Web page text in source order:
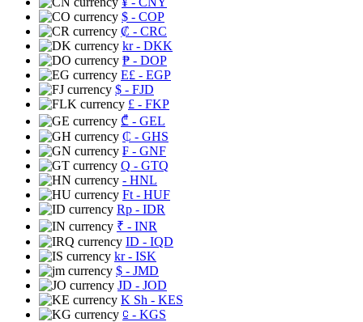
$ - COP
₡ - CRC
kr- DKK
₱ - DOP
E£ - EGP
$ - FJD
£ - FKP
₾ - GEL
₵ - GHS
₣ - GNF
Q - GTQ
- HNL
Ft - HUF
Rp - IDR
₹ - INR
ID - IQD
kr- ISK
$ - JMD
JD - JOD
K Sh - KES
⃀ - KGS